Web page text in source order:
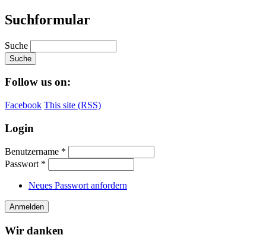
Suchformular
Suche
Follow us on:
Facebook This site (RSS)
Login
Benutzername *
Passwort *
Neues Passwort anfordern
Wir danken